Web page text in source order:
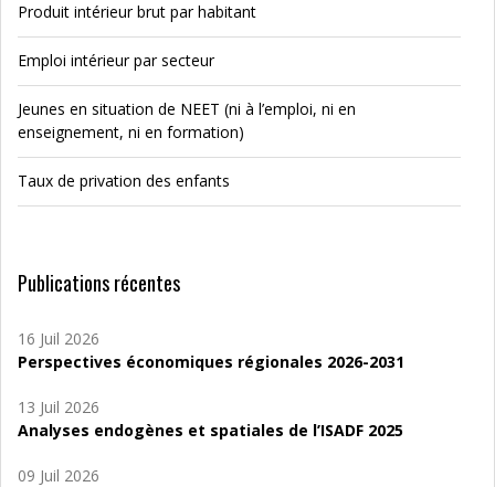
Produit intérieur brut par habitant
Emploi intérieur par secteur
Jeunes en situation de NEET (ni à l’emploi, ni en
enseignement, ni en formation)
Taux de privation des enfants
Publications récentes
16 Juil 2026
Perspectives économiques régionales 2026-2031
13 Juil 2026
Analyses endogènes et spatiales de l’ISADF 2025
09 Juil 2026